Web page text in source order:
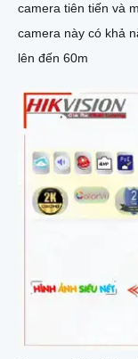
camera tiên tiến và mượt mà. Với
camera này có khả
lên đến 60m